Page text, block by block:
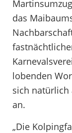
das
lobenden
sich natürlich
an.
„Die